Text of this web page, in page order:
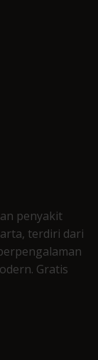
penyakit
terdiri dari
Gratis